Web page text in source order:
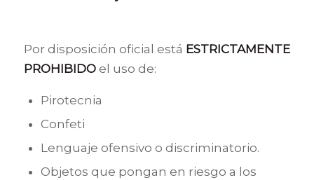
Por disposición oficial está ESTRICTAMENTE
PROHIBIDOel uso de:
Pirotecnia
Confeti
Lenguaje ofensivo o discriminatorio.
Objetos que pongan en riesgo a los